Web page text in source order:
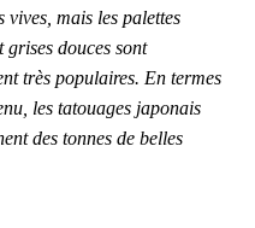
vives, mais les palettes
grises douces sont
très populaires. En termes
les tatouages japonais
des tonnes de belles